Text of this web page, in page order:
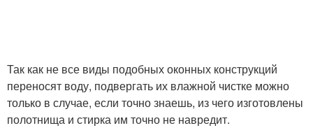
Так как не все виды подобных оконных конструкций
переносят воду, подвергать их влажной чистке можно
только в случае, если точно знаешь, из чего изготовлены
полотнища и стирка им точно не навредит.